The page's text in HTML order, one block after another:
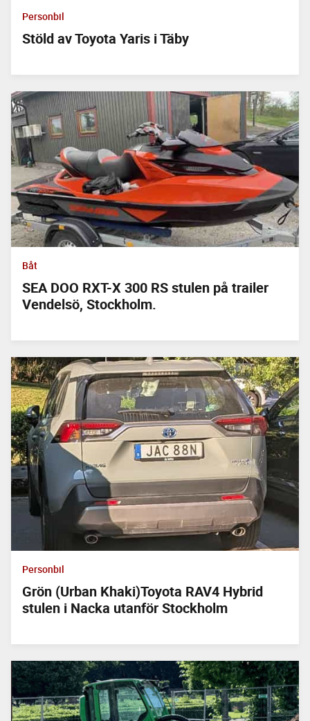
Personbil
Stöld av Toyota Yaris i Täby
Båt
SEA DOO RXT-X 300 RS stulen på trailer
Vendelsö, Stockholm.
Personbil
Grön (Urban Khaki)Toyota RAV4 Hybrid
stulen i Nacka utanför Stockholm